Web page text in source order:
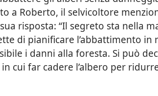
a Roberto, il selvicoltore
risposta: “Il segreto sta nella
di pianificare l’abbattimento in
i danni alla foresta. Si può
cui far cadere l’albero per